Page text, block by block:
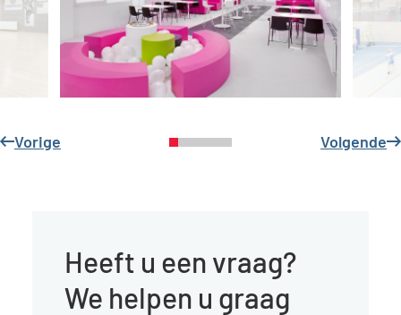
Vorige Volgende
Heeft u een vraag?
We helpen u graag